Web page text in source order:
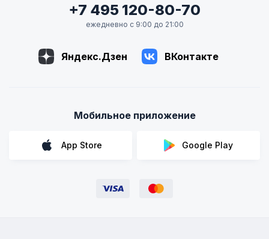
+7 495 120-80-70
ежедневно с 9:00 до 21:00
Яндекс.Дзен ВКонтакте
Мобильное приложение
App Store Google Play